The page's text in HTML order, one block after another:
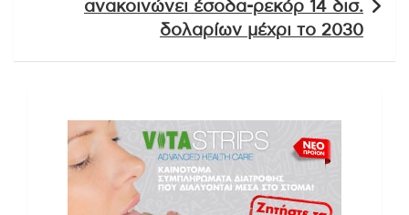
ανακοινώνει έσοδα-ρεκόρ 14 δισ.
δολαρίων μέχρι το 2030